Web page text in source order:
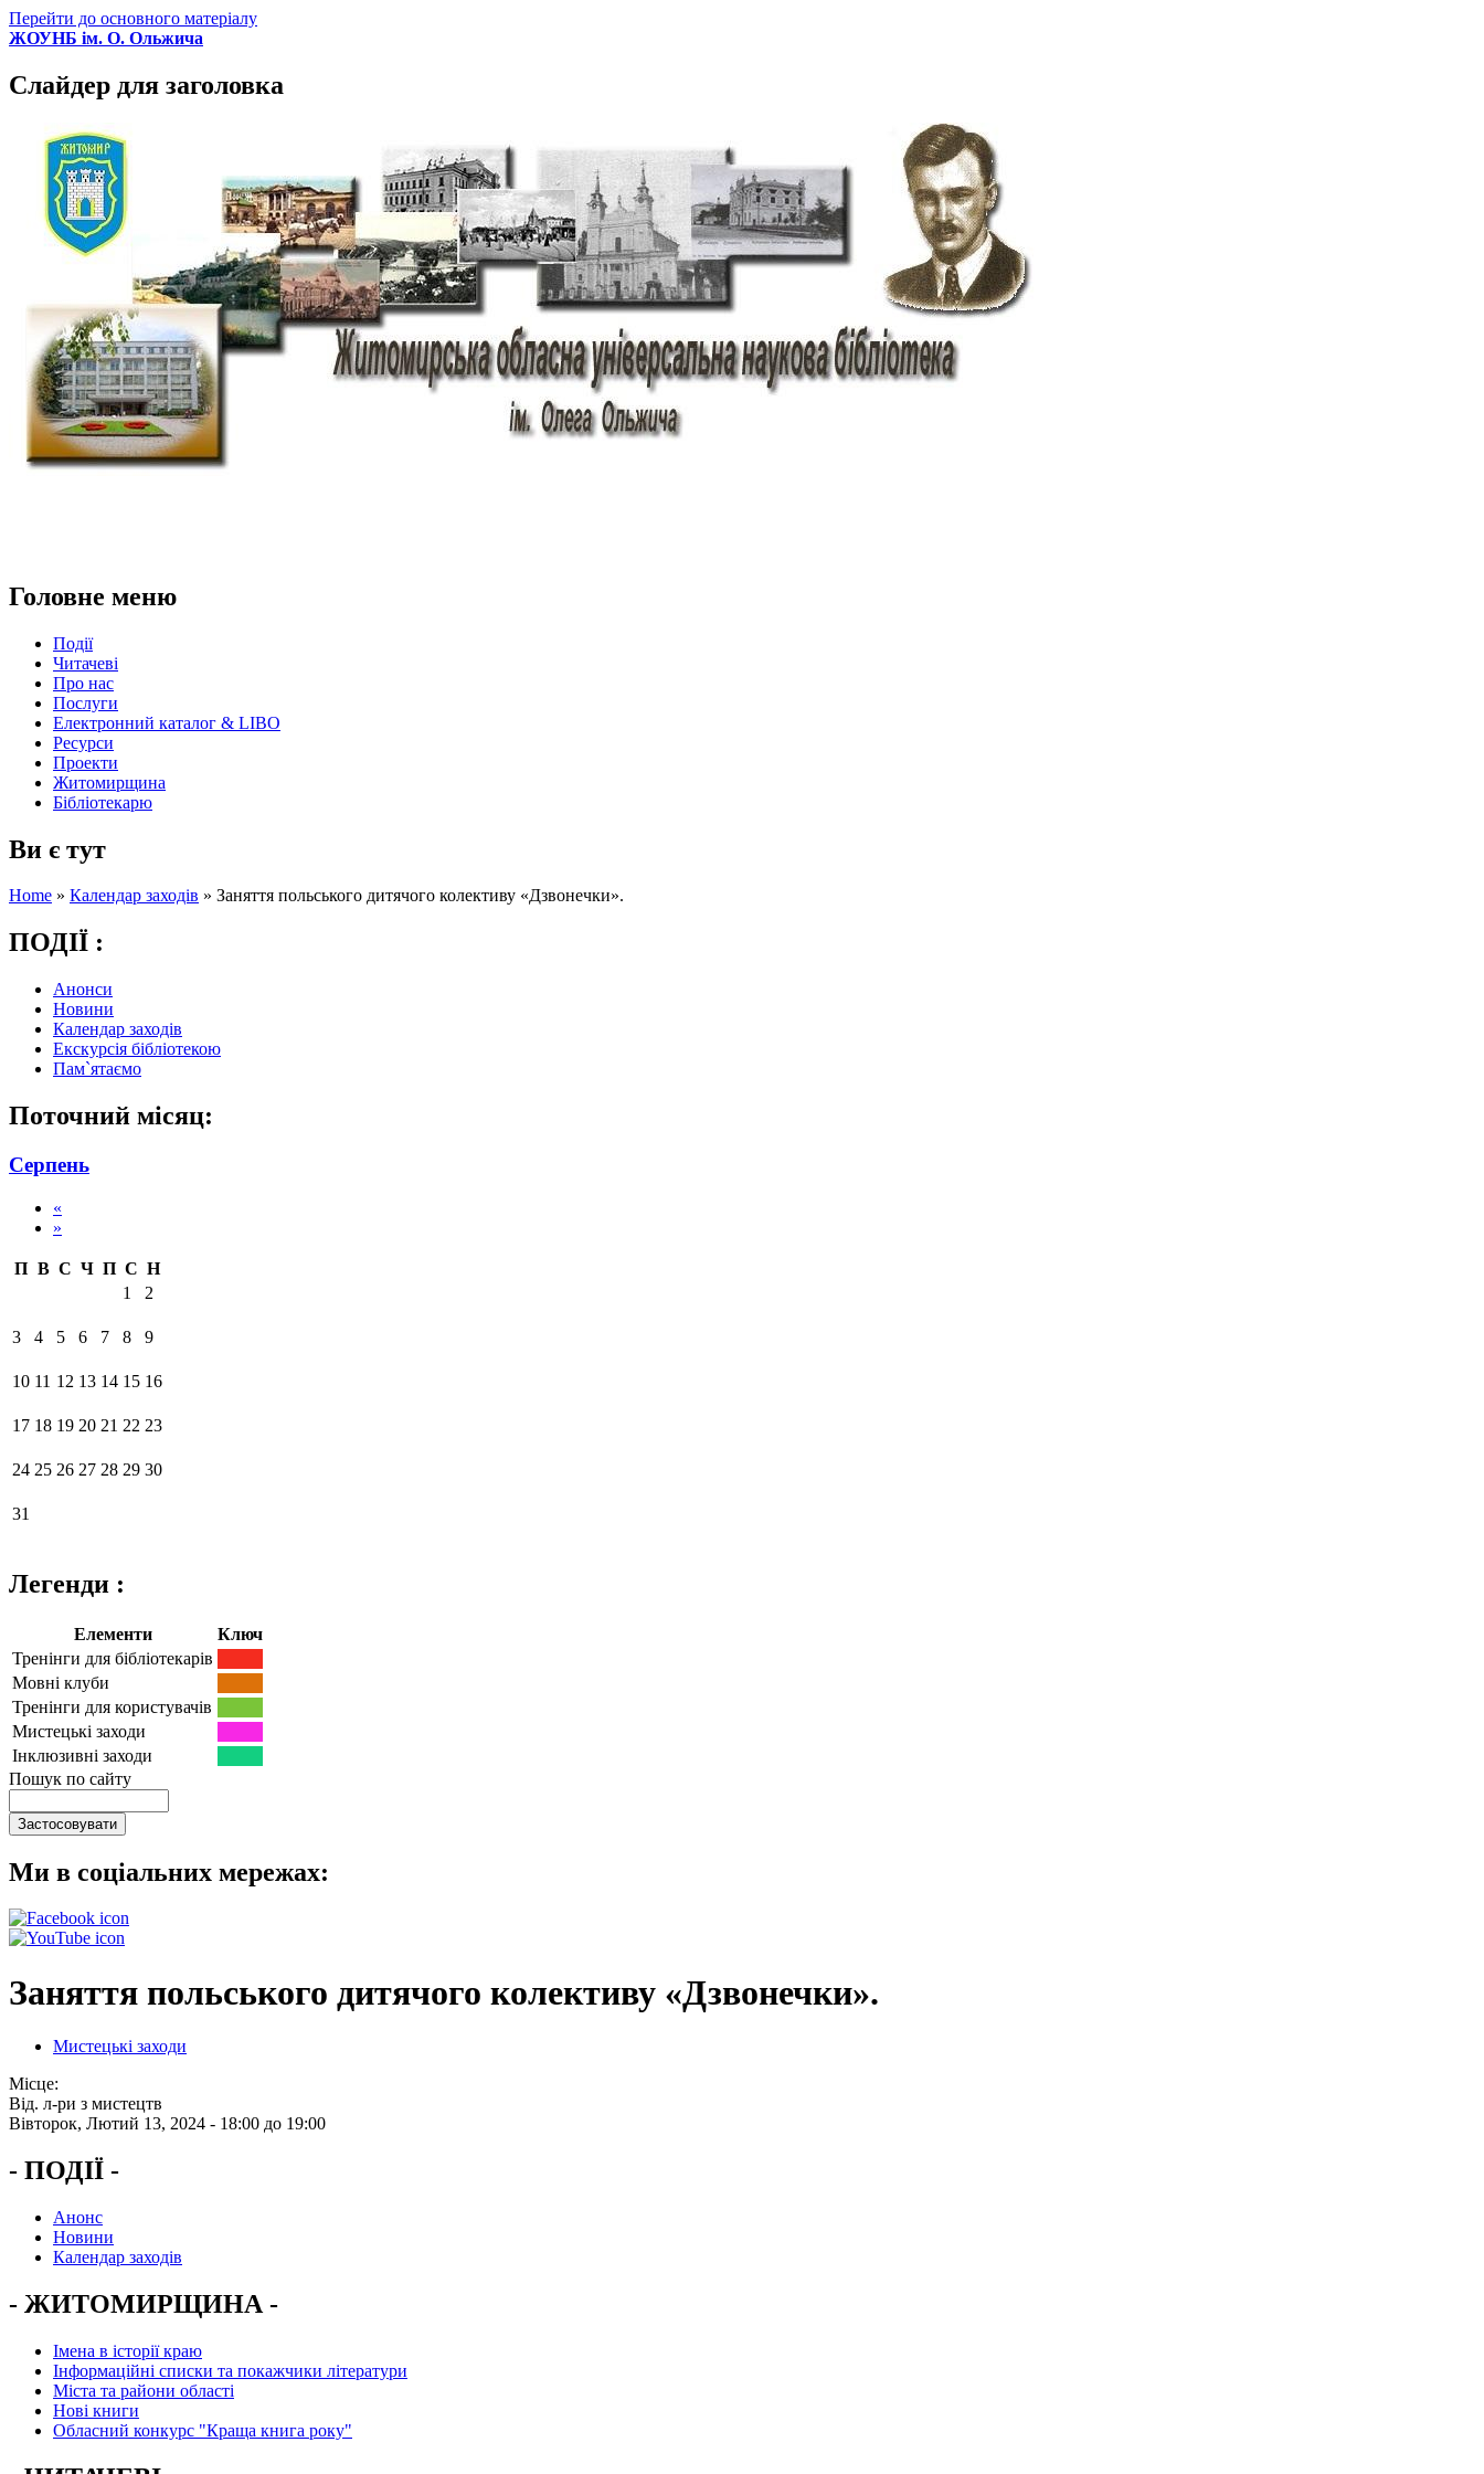
Перейти до основного матеріалу
ЖОУНБ ім. О. Ольжича
Слайдер для заголовка
Головне меню
Події
Читачеві
Про нас
Послуги
Електронний каталог & LIBO
Ресурси
Проекти
Житомирщина
Бібліотекарю
Ви є тут
Home » Календар заходів » Заняття польського дитячого колективу «Дзвонечки».
ПОДІЇ :
Анонси
Новини
Календар заходів
Екскурсія бібліотекою
Пам`ятаємо
Поточний місяц:
Серпень
«
»
П В С Ч П С Н
1
2
3 4 5 6 7 8 9
10 11 12 13 14 15 16
17 18 19 20 21 22 23
24 25 26 27 28 29 30
31
Легенди :
Елементи
Ключ
Тренінги для бібліотекарів
Мовні клуби
Тренінги для користувачів
Мистецькі заходи
Інклюзивні заходи
Пошук по сайту
Ми в соціальних мережах:
Заняття польського дитячого колективу «Дзвонечки».
Мистецькі заходи
Місце:
Від. л-ри з мистецтв
Вівторок, Лютий 13, 2024 - 18:00 до 19:00
- ПОДІЇ -
Анонс
Новини
Календар заходів
- ЖИТОМИРЩИНА -
Імена в історії краю
Інформаційні списки та покажчики літератури
Міста та райони області
Нові книги
Обласний конкурс "Краща книга року"